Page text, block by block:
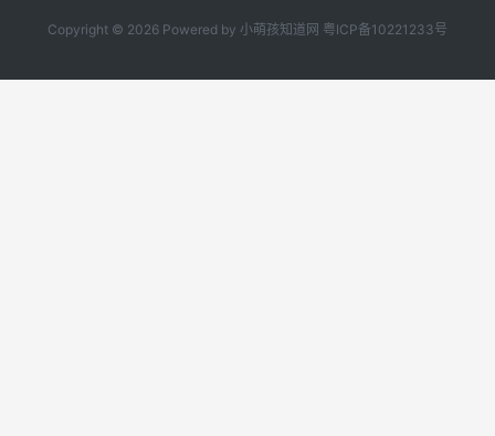
Copyright © 2026 Powered by 小萌孩知道网 粤ICP备10221233号